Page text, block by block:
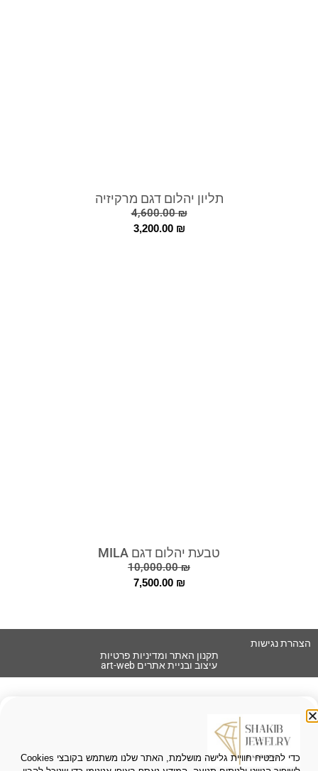
תליון יהלום דגם מרקיזיה
4,600.00₪
3,200.00 ₪
טבעת יהלום דגם MILA
10,000.00₪
7,500.00 ₪
הצהרת נגישות
תקנון האתר ומדיניות פרטיות
עיצוב ובניית אתרים art-web
כדי להבטיח חוויית גלישה מושלמת, האתר שלנו משתמש בקובצי Cookies